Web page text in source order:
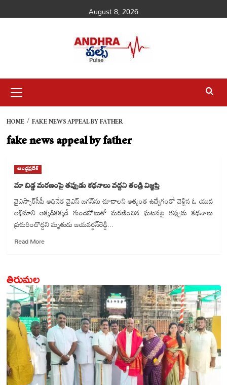
to
August 8, 2026
Menu
HOME FAKE NEWS APPEAL BY FATHER
fake news appeal by father
ఆంధ్రప్రదేశ్
మా బిడ్డ మరణంపై తప్పుడు కథనాలు వద్దని తండ్రి విజ్ఞప్తి
వైఎస్సార్‌సీపీ అధినేత వైఎస్ జగన్‌ను చూడాలని అత్యంత ఉద్వేగంతో వెళ్లిన ఓ యువ
అభిమాని అక్కడికక్కడే గుండెపోటుతో మరణించిన ఘటనపై తప్పుడు కథనాలు
ప్రచురించొద్దని మృతుడు జయవర్థన్‌రెడ్డి...
Read MoreRead
మరణంపై
తప్పుడు
కథనాలు
వద్దని
తండ్రి
విజ్ఞప్తి
తిరుమల